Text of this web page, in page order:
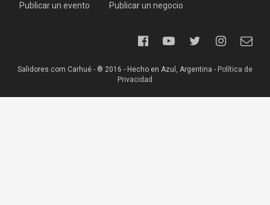
Publicar un evento Publicar un negocio
Salidores.com Carhué - ® 2016 - Hecho en Azul, Argentina - Política de
Privacidad